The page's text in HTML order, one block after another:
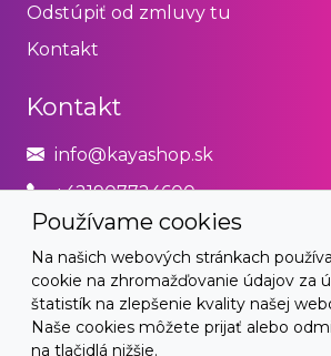
Používame cookies
Na našich webových stránkach
cookie na zhromažďovanie údajov za
štatistík na zlepšenie kvality našej
Naše cookies môžete prijať alebo
na tlačidlá nižšie.
Odstúpiť od zmluvy tu
Kontakt
Kontakt
info@kayashop.sk
+421907724600
Právne
Obchodné podmienky
Zásady používania cookies